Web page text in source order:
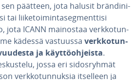
päätteen, jota halusit brän­di­ni­
tai lii­ke­toi­min­ta­seg­ment­ti­si
jota ICANN mainostaa verk­ko­tun­
kädessä vastuussa verk­ko­tun­
ja käyt­tö­oh­jeis­ta.
jossa eri si­dos­ryh­mät
verk­ko­tun­nuk­sia itselleen ja